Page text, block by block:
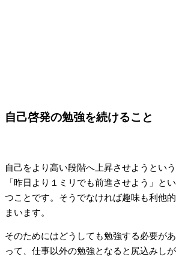
自己啓発の勉強を続けること
自己をより高い段階へ上昇させようとい
「昨日より１ミリでも前進させよう」と
つことです。そうでなければ趣味も利他
まいます。
そのためにはどうしても勉強する必要が
って、仕事以外の勉強となると尻込みし